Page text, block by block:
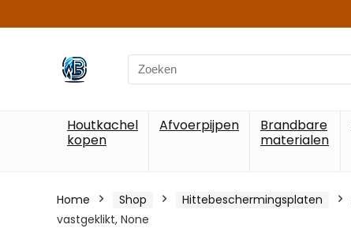
Search
for:
Houtkachel
kopen
Afvoerpijpen
Brandbare
materialen
Home Shop Hittebeschermingsplaten
vastgeklikt, None